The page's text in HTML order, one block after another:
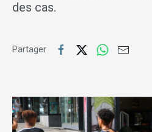
des cas.
Partager